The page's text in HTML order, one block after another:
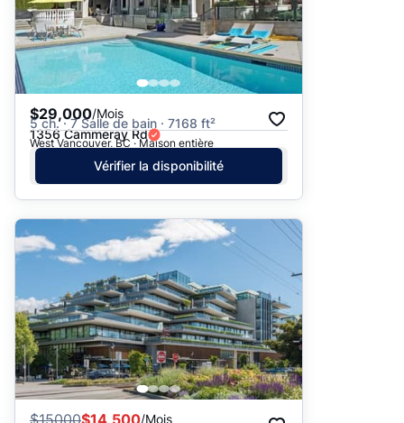
$29,000/Mois
5 ch. · 7 Salle de bain · 7168 ft²
1356 Cammeray Rd
West Vancouver, BC · Maison entière
Vérifier la disponibilité
$15000$14,500/Mois